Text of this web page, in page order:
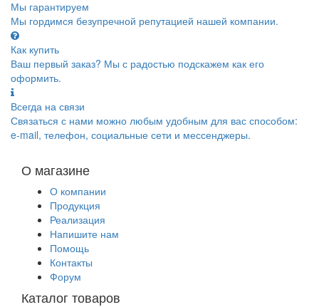
Мы гарантируем
Мы гордимся безупречной репутацией нашей компании.
Как купить
Ваш первый заказ? Мы с радостью подскажем как его
оформить.
Всегда на связи
Связаться с нами можно любым удобным для вас способом:
e-mail, телефон, социальные сети и мессенджеры.
О магазине
О компании
Продукция
Реализация
Напишите нам
Помощь
Контакты
Форум
Каталог товаров